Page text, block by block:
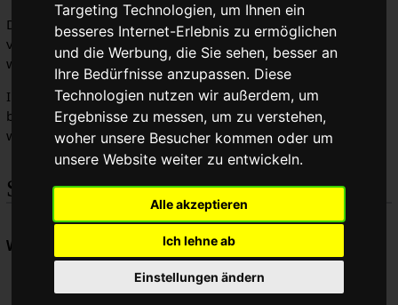
Targeting Technologien, um Ihnen ein
besseres Internet-Erlebnis zu ermöglichen
und die Werbung, die Sie sehen, besser an
Ihre Bedürfnisse anzupassen. Diese
Technologien nutzen wir außerdem, um
Ergebnisse zu messen, um zu verstehen,
woher unsere Besucher kommen oder um
unsere Website weiter zu entwickeln.
Alle akzeptieren
Ich lehne ab
Einstellungen ändern
Das Reisen
wird als Begriff für Touren von mehreren Tagen
verwendet, die nicht durch Zeitnahme oder sonstige
wettbewerbsähnliche Rahmenbedingungen bestimmt sind.
Im Deutschen wird auch oft das englische WortTouring
benutzt. Diese Begriffe solten allerdings nicht verwechselt
werden.
Siehe auch
Reiserad
Werbung: